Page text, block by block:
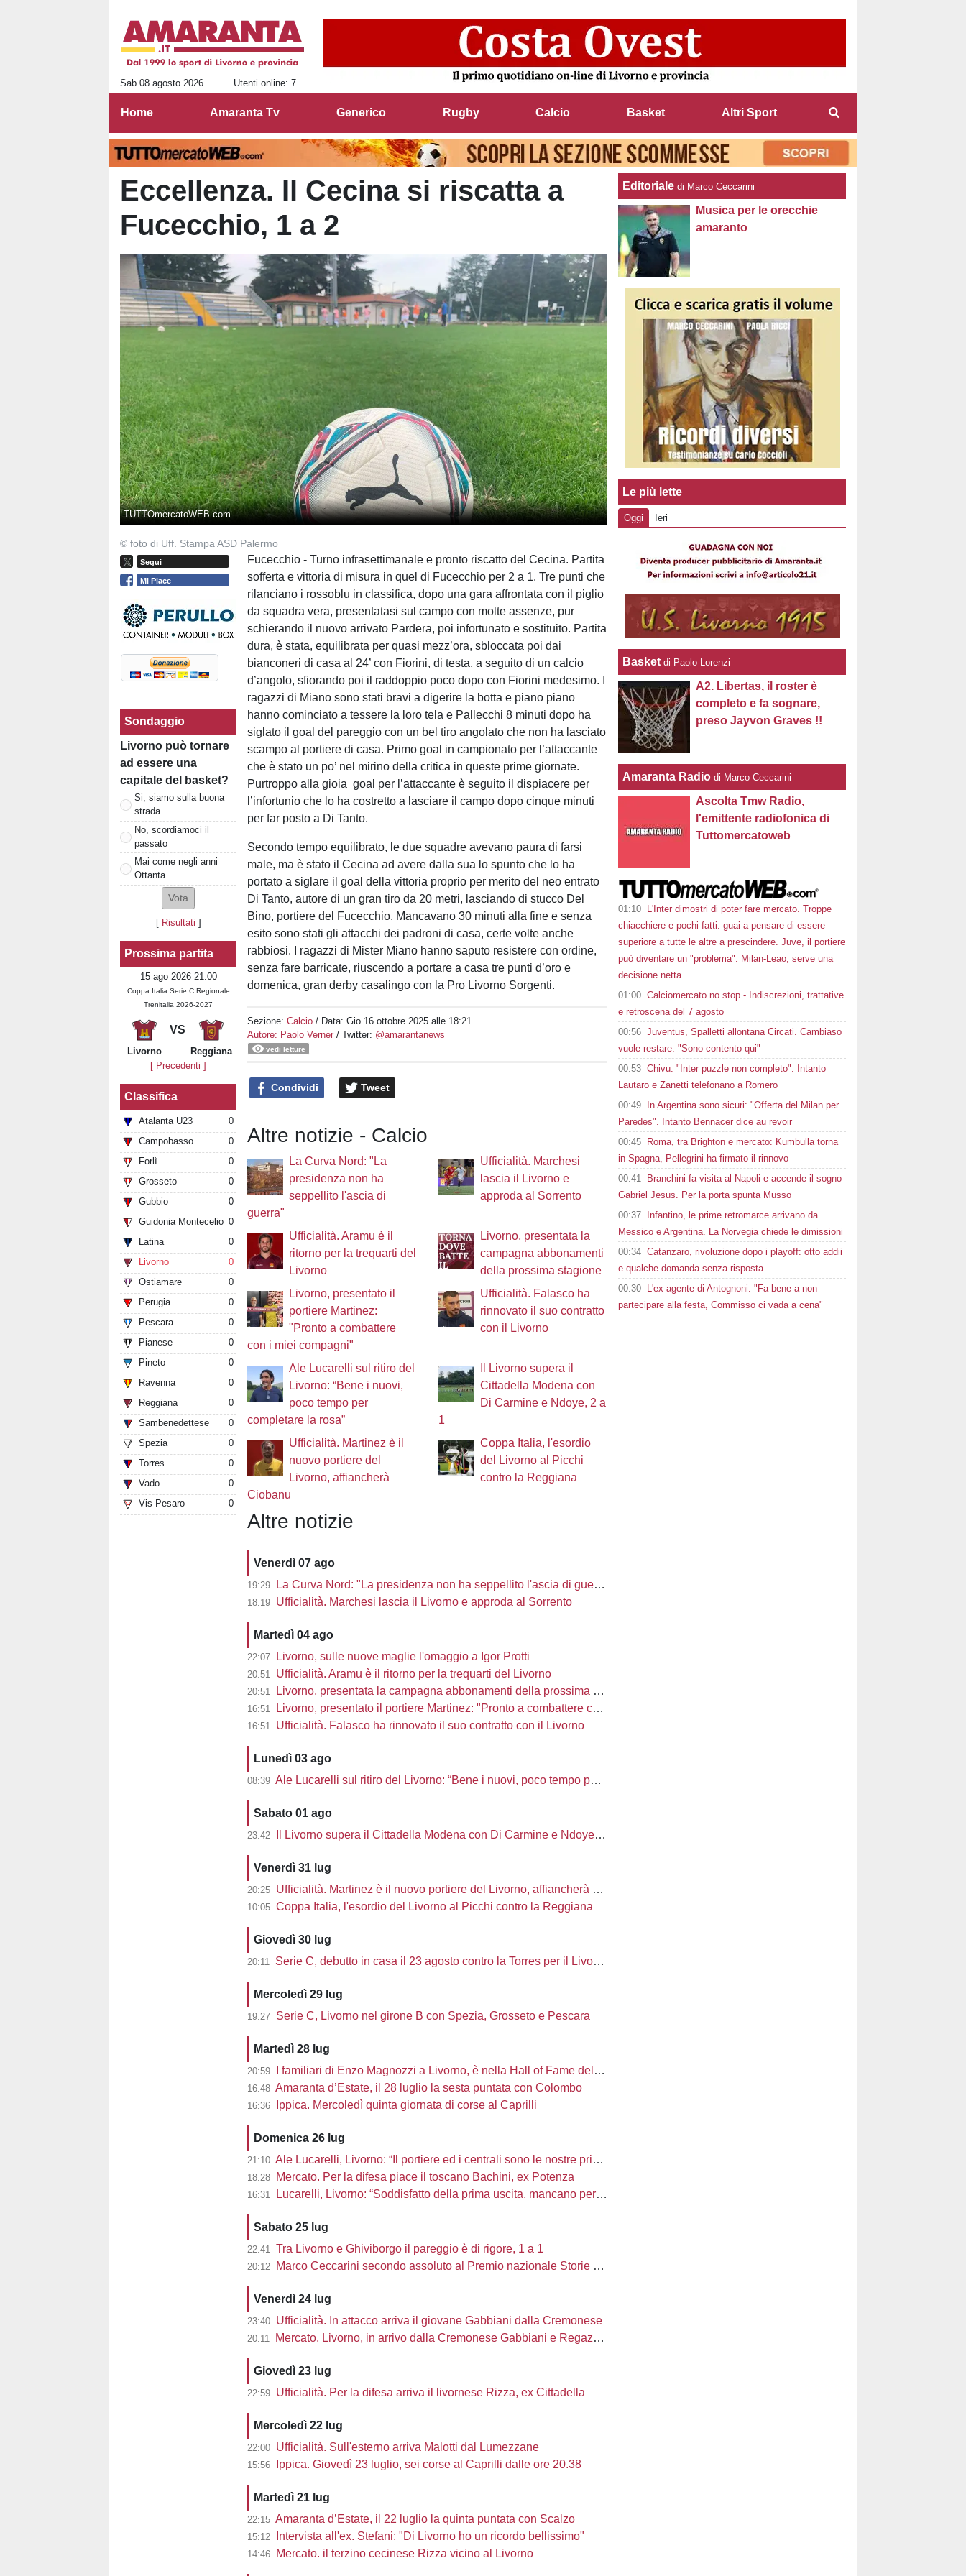
Sab 08 agosto 2026 Utenti online: 7
Home Amaranta Tv Generico Rugby Calcio Basket Altri Sport
Eccellenza. Il Cecina si riscatta a
Fucecchio, 1 a 2
TUTTOmercatoWEB.com
© foto di Uff. Stampa ASD Palermo
Segui
Mi Piace
Sondaggio
Livorno può tornare
ad essere una
capitale del basket?
Si, siamo sulla buona
strada
No, scordiamoci il
passato
Mai come negli anni
Ottanta
[ Risultati ]
Prossima partita
15 ago 2026 21:00
Coppa Italia Serie C Regionale
Trenitalia 2026-2027
VS
Livorno
Reggiana
[ Precedenti ]
Classifica
Atalanta U23
0
Campobasso
0
Forlì
0
Grosseto
0
Gubbio
0
Guidonia Montecelio 0
Latina
0
Livorno
0
Ostiamare
0
Perugia
0
Pescara
0
Pianese
0
Pineto
0
Ravenna
0
Reggiana
0
Sambenedettese
0
Spezia
0
Torres
0
Vado
0
Vis Pesaro
0
Fucecchio - Turno infrasettimanale e pronto riscatto del Cecina. Partita
sofferta e vittoria di misura in quel di Fucecchio per 2 a 1. Tre punti che
rilanciano i rossoblu in classifica, dopo una gara affrontata con il piglio
da squadra vera, presentatasi sul campo con molte assenze, pur
schierando il nuovo arrivato Pardera, poi infortunato e sostituito. Partita
dura, è stata, equilibrata per quasi mezz’ora, sbloccata poi dai
bianconeri di casa al 24’ con Fiorini, di testa, a seguito di un calcio
d’angolo, sfiorando poi il raddoppio poco dopo con Fiorini medesimo. I
ragazzi di Miano sono stati bravi a digerire la botta e piano piano
hanno cominciato a tessere la loro tela e Pallecchi 8 minuti dopo ha
siglato il goal del pareggio con un bel tiro angolato che non ha lasciato
scampo al portiere di casa. Primo goal in campionato per l’attaccante
che è stato un po’ nel mirino della critica in queste prime giornate.
Purtroppo alla gioia goal per l’attaccante è seguito il dispiacere per
l’infortunio che lo ha costretto a lasciare il campo dopo cinque minuti
per far posto a Di Tanto.
Secondo tempo equilibrato, le due squadre avevano paura di farsi
male, ma è stato il Cecina ad avere dalla sua lo spunto che lo ha
portato a siglare il goal della vittoria proprio per merito del neo entrato
Di Tanto, autore di un gran tiro da 20 metri, lasciando di stucco Del
Bino, portiere del Fucecchio. Mancavano 30 minuti alla fine e senza
esito sono stati gli attacchi dei padroni di casa, certe volte anche
rabbiosi. I ragazzi di Mister Miano hanno saputo resistere con ordine,
senza fare barricate, riuscendo a portare a casa tre punti d’oro e
domenica, gran derby casalingo con la Pro Livorno Sorgenti.
Sezione:Calcio / Data:Gio 16 ottobre 2025 alle 18:21
Autore: Paolo Verner / Twitter: @amarantanews
vedi letture
Condividi Tweet
Altre notizie - Calcio
La Curva Nord: "La
presidenza non ha
seppellito l'ascia di
guerra"
Ufficialità. Marchesi
lascia il Livorno e
approda al Sorrento
Ufficialità. Aramu è il
ritorno per la trequarti del
Livorno
Livorno, presentata la
campagna abbonamenti
della prossima stagione
Livorno, presentato il
portiere Martinez:
"Pronto a combattere
con i miei compagni"
Ufficialità. Falasco ha
rinnovato il suo contratto
con il Livorno
Ale Lucarelli sul ritiro del
Livorno: “Bene i nuovi,
poco tempo per
completare la rosa”
Il Livorno supera il
Cittadella Modena con
Di Carmine e Ndoye, 2 a
1
Ufficialità. Martinez è il
nuovo portiere del
Livorno, affiancherà
Ciobanu
Coppa Italia, l'esordio
del Livorno al Picchi
contro la Reggiana
Altre notizie
Venerdì 07 ago
19:29 La Curva Nord: "La presidenza non ha seppellito l'ascia di guerra"
18:19 Ufficialità. Marchesi lascia il Livorno e approda al Sorrento
Martedì 04 ago
22:07 Livorno, sulle nuove maglie l'omaggio a Igor Protti
20:51 Ufficialità. Aramu è il ritorno per la trequarti del Livorno
20:51 Livorno, presentata la campagna abbonamenti della prossima stagione
16:51 Livorno, presentato il portiere Martinez: "Pronto a combattere con i miei compagni"
16:51 Ufficialità. Falasco ha rinnovato il suo contratto con il Livorno
Lunedì 03 ago
08:39 Ale Lucarelli sul ritiro del Livorno: “Bene i nuovi, poco tempo per completare la rosa”
Sabato 01 ago
23:42 Il Livorno supera il Cittadella Modena con Di Carmine e Ndoye, 2 a 1
Venerdì 31 lug
20:25 Ufficialità. Martinez è il nuovo portiere del Livorno, affiancherà Ciobanu
10:05 Coppa Italia, l'esordio del Livorno al Picchi contro la Reggiana
Giovedì 30 lug
20:11 Serie C, debutto in casa il 23 agosto contro la Torres per il Livorno
Mercoledì 29 lug
19:27 Serie C, Livorno nel girone B con Spezia, Grosseto e Pescara
Martedì 28 lug
20:59 I familiari di Enzo Magnozzi a Livorno, è nella Hall of Fame del calcio Usa
16:48 Amaranta d’Estate, il 28 luglio la sesta puntata con Colombo
16:36 Ippica. Mercoledì quinta giornata di corse al Caprilli
Domenica 26 lug
21:10 Ale Lucarelli, Livorno: “Il portiere ed i centrali sono le nostre priorità”
18:28 Mercato. Per la difesa piace il toscano Bachini, ex Potenza
16:31 Lucarelli, Livorno: “Soddisfatto della prima uscita, mancano però una decina di innesti”
Sabato 25 lug
22:41 Tra Livorno e Ghiviborgo il pareggio è di rigore, 1 a 1
20:12 Marco Ceccarini secondo assoluto al Premio nazionale Storie di Sport
Venerdì 24 lug
23:40 Ufficialità. In attacco arriva il giovane Gabbiani dalla Cremonese
20:11 Mercato. Livorno, in arrivo dalla Cremonese Gabbiani e Regazzetti
Giovedì 23 lug
22:59 Ufficialità. Per la difesa arriva il livornese Rizza, ex Cittadella
Mercoledì 22 lug
22:00 Ufficialità. Sull'esterno arriva Malotti dal Lumezzane
15:56 Ippica. Giovedì 23 luglio, sei corse al Caprilli dalle ore 20.38
Martedì 21 lug
22:15 Amaranta d’Estate, il 22 luglio la quinta puntata con Scalzo
15:12 Intervista all'ex. Stefani: "Di Livorno ho un ricordo bellissimo"
14:46 Mercato. il terzino cecinese Rizza vicino al Livorno
Editoriale di Marco Ceccarini
Musica per le orecchie
amaranto
Le più lette
Oggi Ieri
Basket di Paolo Lorenzi
A2. Libertas, il roster è
completo e fa sognare,
preso Jayvon Graves !!
Amaranta Radio di Marco Ceccarini
Ascolta Tmw Radio,
l'emittente radiofonica di
Tuttomercatoweb
01:10
L'Inter dimostri di poter fare mercato. Troppe
chiacchiere e pochi fatti: guai a pensare di essere
superiore a tutte le altre a prescindere. Juve, il portiere
può diventare un "problema". Milan-Leao, serve una
decisione netta
01:00 Calciomercato no stop - Indiscrezioni, trattative
e retroscena del 7 agosto
00:56 Juventus, Spalletti allontana Circati. Cambiaso
vuole restare: "Sono contento qui"
00:53 Chivu: "Inter puzzle non completo". Intanto
Lautaro e Zanetti telefonano a Romero
00:49
In Argentina sono sicuri: "Offerta del Milan per
Paredes". Intanto Bennacer dice au revoir
00:45
Roma, tra Brighton e mercato: Kumbulla torna
in Spagna, Pellegrini ha firmato il rinnovo
00:41
Branchini fa visita al Napoli e accende il sogno
Gabriel Jesus. Per la porta spunta Musso
00:37
Infantino, le prime retromarce arrivano da
Messico e Argentina. La Norvegia chiede le dimissioni
00:34 Catanzaro, rivoluzione dopo i playoff: otto addii
e qualche domanda senza risposta
00:30
L'ex agente di Antognoni: "Fa bene a non
partecipare alla festa, Commisso ci vada a cena"